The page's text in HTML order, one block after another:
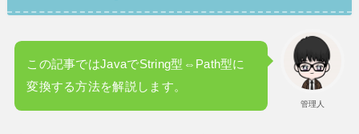
管理人
この記事ではJavaでString型⇔Path型に
変換する方法を解説します。